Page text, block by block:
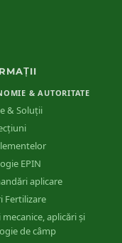
& AUTORITATE
& Soluții
EPIN
aplicare
Fertilizare
mecanice, aplicări și
de câmp